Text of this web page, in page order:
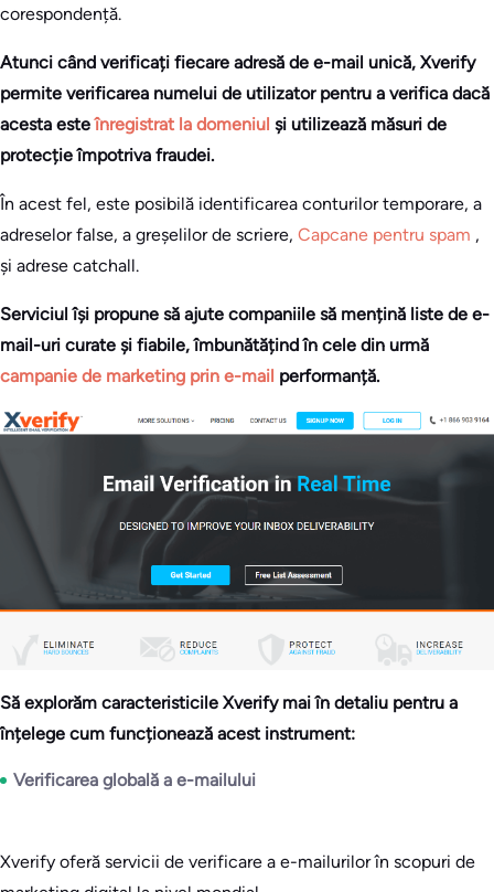
corespondență.
Atunci când verificați fiecare adresă de e-mail unică, Xverify
permite verificarea numelui de utilizator pentru a verifica dacă
acesta esteînregistrat la domeniul și utilizează măsuri de
protecție împotriva fraudei.
În acest fel, este posibilă identificarea conturilor temporare, a
adreselor false, a greșelilor de scriere, Capcane pentru spam ,
și adrese catchall.
Serviciul își propune să ajute companiile să mențină liste de e-
mail-uri curate și fiabile, îmbunătățind în cele din urmă
campanie de marketing prin e-mail performanță.
Să explorăm caracteristicile Xverify mai în detaliu pentru a
înțelege cum funcționează acest instrument:
Verificarea globală a e-mailului
Xverify oferă servicii de verificare a e-mailurilor în scopuri de